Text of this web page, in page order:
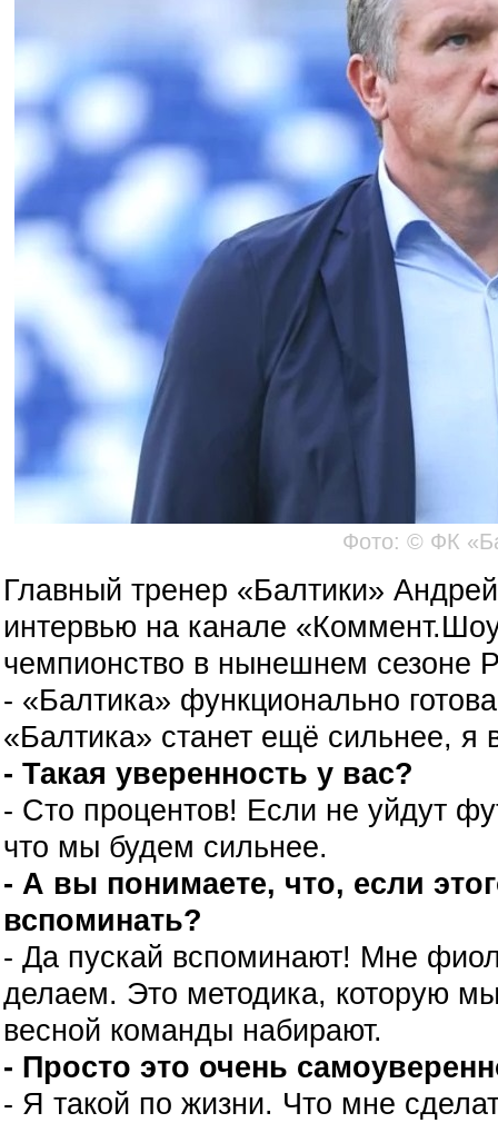
Фото: © ФК
Главный тренер «Балтики»
интервью на канале
чемпионство в нынешнем сезоне
- «Балтика» функционально
«Балтика» станет ещё сильнее, я
- Такая уверенность у вас?
- Сто процентов! Если не уйдут
что мы будем сильнее.
- А вы понимаете, что, если
вспоминать?
- Да пускай вспоминают! Мне
делаем. Это методика, которую
весной команды набирают.
- Просто это очень
- Я такой по жизни. Что мне